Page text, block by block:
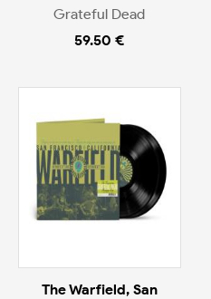
Grateful Dead
59.50 €
The Warfield, San